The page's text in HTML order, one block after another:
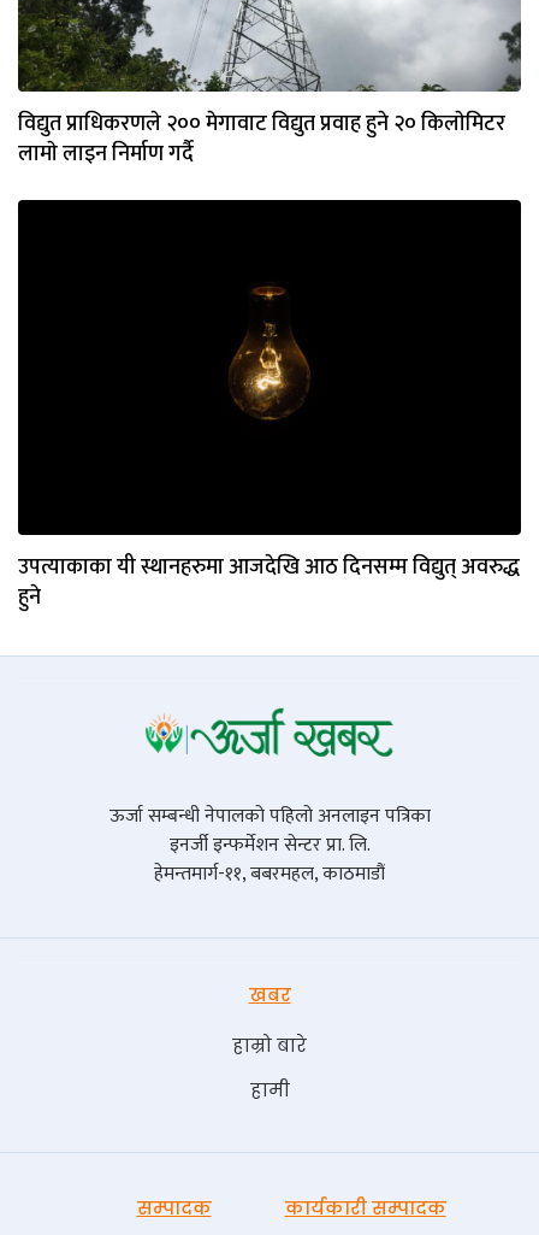
विद्युत प्राधिकरणले २०० मेगावाट विद्युत प्रवाह हुने २० किलाेमिटर
लामाे लाइन निर्माण गर्दै
उपत्याकाका यी स्थानहरुमा आजदेखि आठ दिनसम्म विद्युत् अवरुद्ध
हुने
ऊर्जा सम्बन्धी नेपालको पहिलो अनलाइन पत्रिका
इनर्जी इन्फर्मेशन सेन्टर प्रा. लि.
हेमन्तमार्ग-११, बबरमहल, काठमाडौं
खबर
हाम्रो बारे
हामी
सम्पादक कार्यकारी सम्पादक